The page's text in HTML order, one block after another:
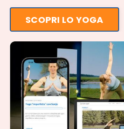
SCOPRI LO YOGA